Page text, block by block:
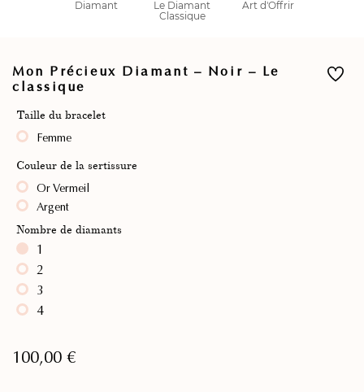
Mon Précieux Diamant – Noir – Le
classique
Taille du bracelet
Femme
Couleur de la sertissure
Or Vermeil
Argent
Nombre de diamants
1
2
3
4
100,00 €